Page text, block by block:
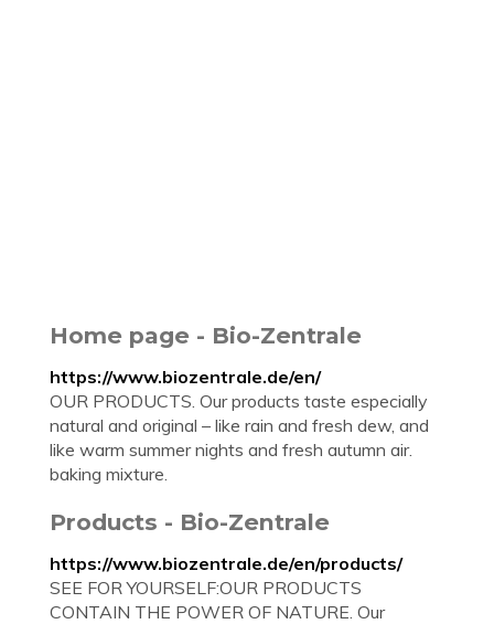
Home page - Bio-Zentrale
https://www.biozentrale.de/en/
OUR PRODUCTS. Our products taste especially
natural and original – like rain and fresh dew, and
like warm summer nights and fresh autumn air.
baking mixture.
Products - Bio-Zentrale
https://www.biozentrale.de/en/products/
SEE FOR YOURSELF:OUR PRODUCTS
CONTAIN THE POWER OF NATURE. Our